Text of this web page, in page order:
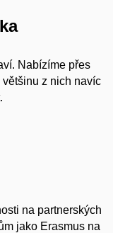
Nabízíme přes
z nich navíc
na partnerských
jako Erasmus na